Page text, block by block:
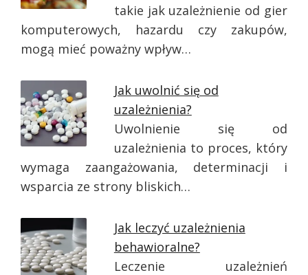
takie jak uzależnienie od gier
komputerowych, hazardu czy zakupów,
mogą mieć poważny wpływ…
Jak uwolnić się od
uzależnienia?
Uwolnienie się od
uzależnienia to proces, który
wymaga zaangażowania, determinacji i
wsparcia ze strony bliskich…
Jak leczyć uzależnienia
behawioralne?
Leczenie uzależnień